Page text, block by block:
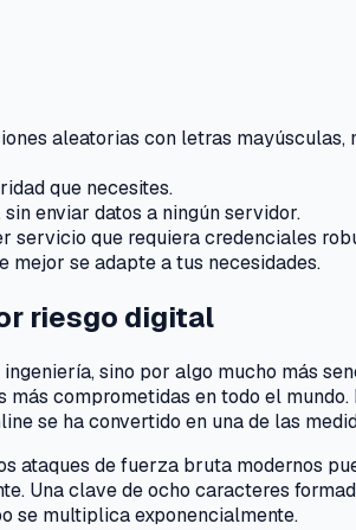
aleatorias con letras
que necesites.
enviar datos a ningún servidor.
servicio que requiera credenciales
mejor se adapte a tus necesidades.
riesgo digital
sino por algo mucho más
comprometidas en todo el
se ha convertido en una de las
ataques de fuerza bruta modernos
Una clave de ocho caracteres
se multiplica exponencialmente.